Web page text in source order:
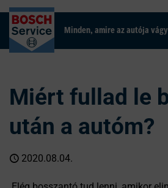
Minden, amire az autója
Miért fullad le
után a autóm?
2020.08.04.